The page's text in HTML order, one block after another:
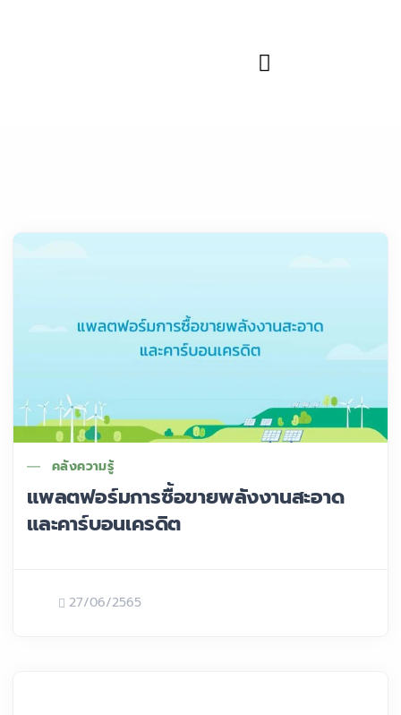
คลังความรู้
แพลตฟอร์มการซื้อขายพลังงานสะอาด
และคาร์บอนเครดิต
27/06/2565